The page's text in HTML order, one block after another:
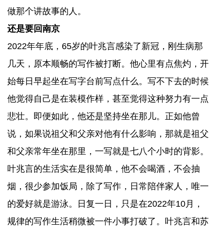
做那个讲故事的人。
还是要回南京
2022年年底，65岁的叶兆言感染了新冠，刚生病那
几天，原本顺畅的写作被打断。他心里有点焦灼，开
始每日早起坐在写字台前写点什么。写不下去的时候
他觉得自己是在装模作样，甚至觉得这种努力有一点
悲壮。即便如此，他还是坚持坐在那儿。正如他曾
说，如果说祖父和父亲对他有什么影响，那就是祖父
和父亲常年坐在那里，一写就是七八个小时的背影。
叶兆言的生活实在是很简单，他不会喝酒，不会抽
烟，很少参加饭局，除了写作，日常陪伴家人，唯一
的爱好就是游泳。日复一日，只是在2022年10月，
规律的写作生活稍微被一件小事打破了。叶兆言和苏